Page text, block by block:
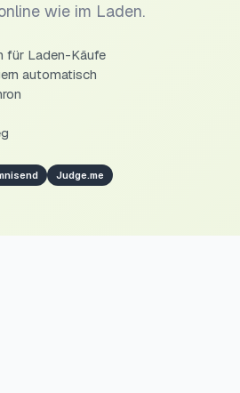
wie im Laden.
für Laden-Käufe
automatisch
Judge.me